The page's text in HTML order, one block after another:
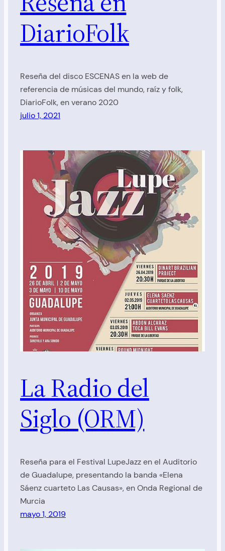
DiarioFolk
Reseña del disco ESCENAS en la web de
referencia de músicas del mundo, raíz y folk,
DiarioFolk, en verano 2020
julio 1, 2021
La Radio del
Siglo (ORM)
Reseña para el Festival LupeJazz en el Auditorio
de Guadalupe, presentando la banda «Elena
Sáenz cuarteto Las Causas», en Onda Regional de
Murcia
mayo 1, 2019